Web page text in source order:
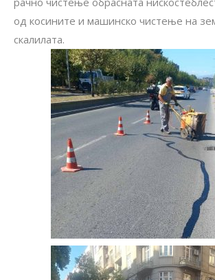
од косините и машинско чистење на
скалилата.